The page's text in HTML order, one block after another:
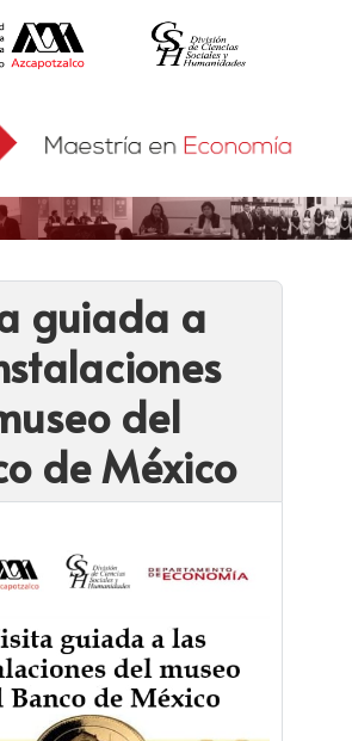
guiada a
del
de México